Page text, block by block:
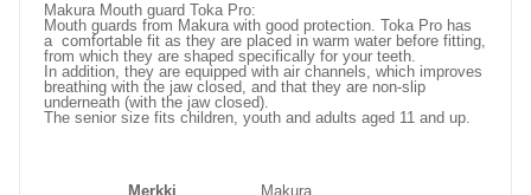
Makura Mouth guard Toka Pro:
Mouth guards from Makura with good protection. Toka Pro has
a comfortable fit as they are placed in warm water before fitting,
from which they are shaped specifically for your teeth.
In addition, they are equipped with air channels, which improves
breathing with the jaw closed, and that they are non-slip
underneath (with the jaw closed).
The senior size fits children, youth and adults aged 11 and up.
Merkki Makura